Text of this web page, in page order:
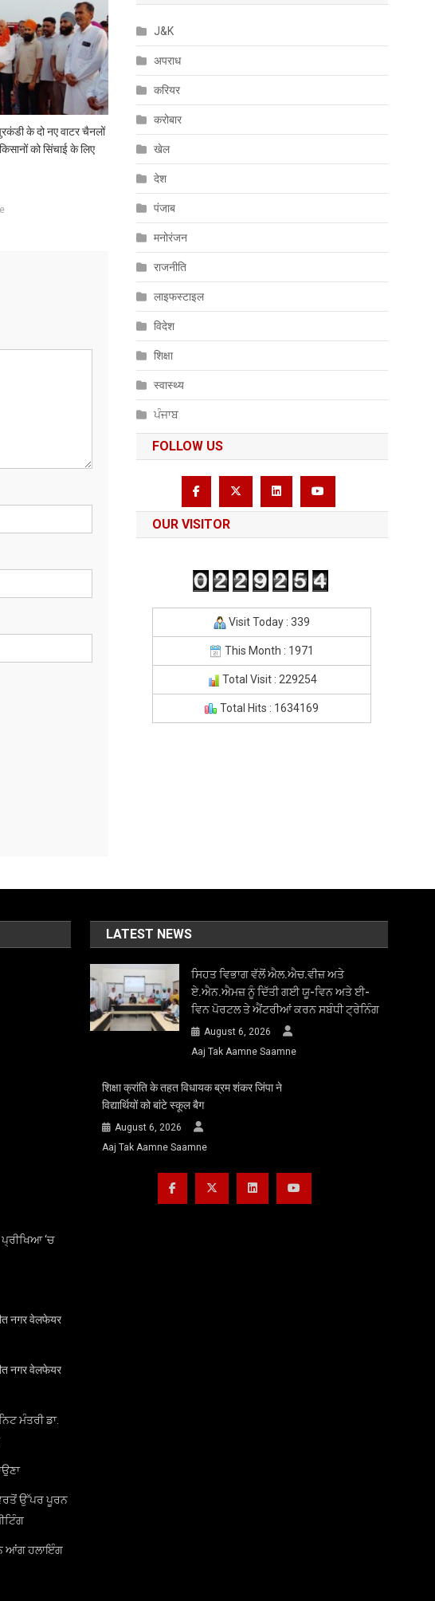
के दो नए वाटर चैनलों
को सिंचाई के लिए
J&K
अपराध
करियर
करोबार
खेल
देश
पंजाब
मनोरंजन
राजनीति
लाइफस्टाइल
विदेश
शिक्षा
स्वास्थ्य
ਪੰਜਾਬ
FOLLOW US
OUR VISITOR
Visit Today : 339
This Month : 1971
Total Visit : 229254
Total Hits : 1634169
‘ਚ
नगर वेलफेयर
नगर वेलफेयर
ਮੰਤਰੀ ਡਾ.
ਉੱਪਰ ਪੂਰਨ
ਆਂਗ ਹਲਾਇੰਗ
LATEST NEWS
ਸਿਹਤ ਵਿਭਾਗ ਵੱਲੋਂ ਐਲ.ਐਚ.ਵੀਜ਼ ਅਤੇ
ਏ.ਐਨ.ਐਮਜ਼ ਨੂੰ ਦਿੱਤੀ ਗਈ ਯੂ-ਵਿਨ ਅਤੇ ਈ-
ਵਿਨ ਪੋਰਟਲ ਤੇ ਐਂਟਰੀਆਂ ਕਰਨ ਸਬੰਧੀ ਟ੍ਰੇਨਿੰਗ
August 6, 2026
Aaj Tak Aamne Saamne
शिक्षा क्रांति के तहत विधायक ब्रम शंकर जिंपा ने
विद्यार्थियों को बांटे स्कूल बैग
August 6, 2026
Aaj Tak Aamne Saamne